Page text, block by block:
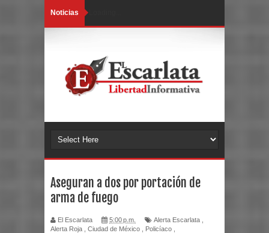
Noticias
Aseguran a dos por portación de
arma de fuego
El Escarlata 5:00 p.m. Alerta Escarlata
Alerta Roja
Ciudad de México Policíaco